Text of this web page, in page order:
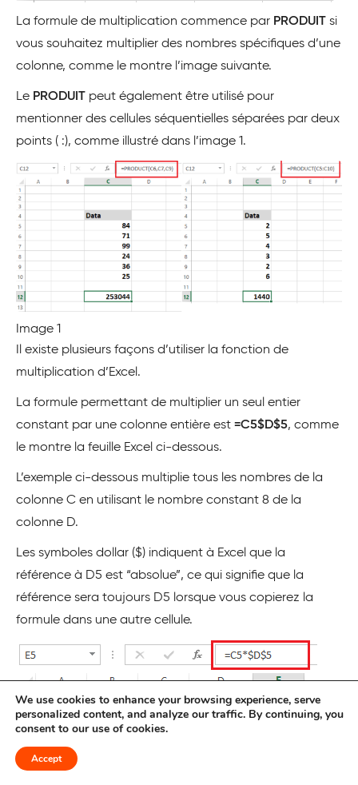
La formule de multiplication commence par PRODUIT si
vous souhaitez multiplier des nombres spécifiques d’une
colonne, comme le montre l’image suivante.
Le PRODUIT peut également être utilisé pour
mentionner des cellules séquentielles séparées par deux
points ( :), comme illustré dans l’image 1.
Image 1
Il existe plusieurs façons d’utiliser la fonction de
multiplication d’Excel.
La formule permettant de multiplier un seul entier
constant par une colonne entière est =C5$D$5, comme
le montre la feuille Excel ci-dessous.
L’exemple ci-dessous multiplie tous les nombres de la
colonne C en utilisant le nombre constant 8 de la
colonne D.
Les symboles dollar ($) indiquent à Excel que la
référence à D5 est “absolue”, ce qui signifie que la
référence sera toujours D5 lorsque vous copierez la
formule dans une autre cellule.
We use cookies to enhance your browsing experience, serve
personalized content, and analyze our traffic. By continuing, you
consent to our use of cookies.
Accept